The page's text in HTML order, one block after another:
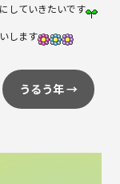
していきたいです
します
うるう年→